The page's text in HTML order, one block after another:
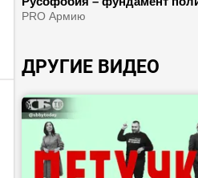
ЕС? | Почему в Испании
PRO Армию
ДРУГИЕ ВИДЕО